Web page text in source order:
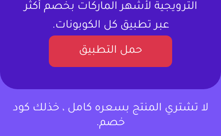
الترويجية لأشهر الماركات بخصم أكثر
عبر تطبيق كل الكوبونات.
حمل التطبيق
لا تشتري المنتج بسعره كامل ، خذلك كود
خصم.